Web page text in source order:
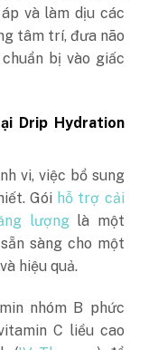
và làm dịu các
tâm trí, đưa não
bị vào giấc
Drip Hydration
vi, việc bổ sung
Gói hỗ trợ cải
lượnglà một
sàng cho một
hiệu quả.
nhóm B phức
C liều cao